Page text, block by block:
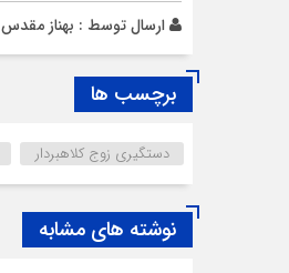
ارسال توسط : بهناز مقدس
برچسب ها
دستگیری زوج کلاهبردار
نوشته های مشابه